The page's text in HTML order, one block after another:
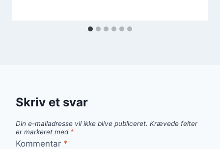
Skriv et svar
Din e-mailadresse vil ikke blive publiceret. Krævede felter
er markeret med *
Kommentar *